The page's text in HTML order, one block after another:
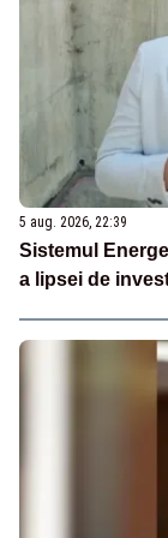
5 aug. 2026, 22:39
Sistemul
a lipsei de